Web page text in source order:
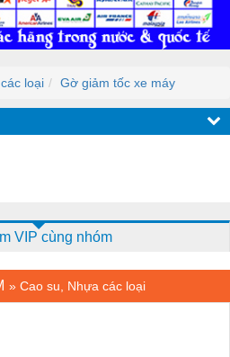
loại Gờ giảm tốc xe máy
VIP cùng nhóm
» Cao su, Nhựa các loại